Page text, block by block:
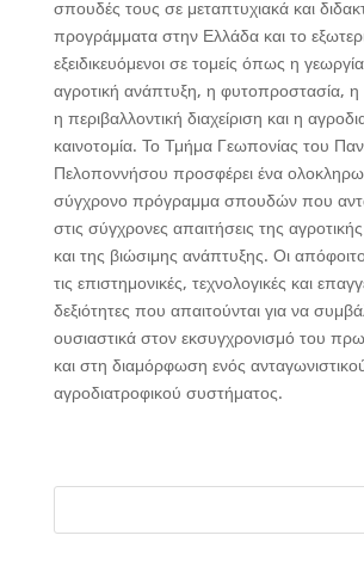
σπουδές τους σε μεταπτυχιακά και
προγράμματα στην Ελλάδα και το
εξειδικευόμενοι σε τομείς όπως η
αγροτική ανάπτυξη, η φυτοπροστασία, η
η περιβαλλοντική διαχείριση και η
καινοτομία. Το Τμήμα Γεωπονίας του
Πελοποννήσου προσφέρει ένα
σύγχρονο πρόγραμμα σπουδών που
στις σύγχρονες απαιτήσεις της
και της βιώσιμης ανάπτυξης. Οι
τις επιστημονικές, τεχνολογικές και
δεξιότητες που απαιτούνται για να
ουσιαστικά στον εκσυγχρονισμό του
και στη διαμόρφωση ενός
αγροδιατροφικού συστήματος.